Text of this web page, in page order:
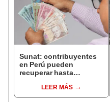
Sunat: contribuyentes
en Perú pueden
recuperar hasta
automática si presentan
este documento en 2025
LEER MÁS